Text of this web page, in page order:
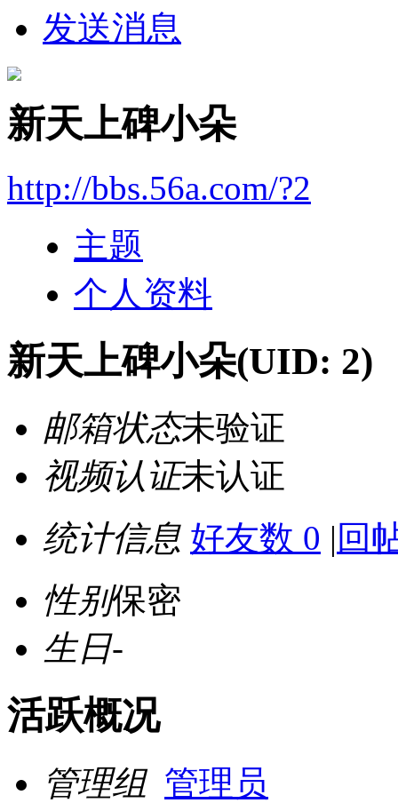
发送消息
新天上碑小朵
http://bbs.56a.com/?2
主题
个人资料
新天上碑小朵(UID: 2)
邮箱状态未验证
视频认证未认证
统计信息 好友数 0 | 回
性别保密
生日-
活跃概况
管理组 管理员